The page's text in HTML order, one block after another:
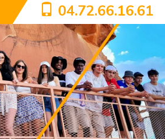
04.72.66.16.61